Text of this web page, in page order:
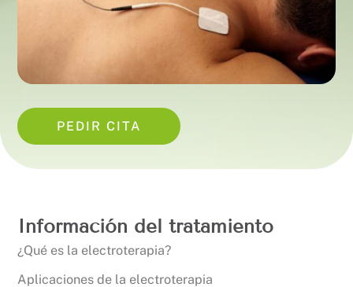
PEDIR CITA
Información del tratamiento
¿Qué es la electroterapia?
Aplicaciones de la electroterapia